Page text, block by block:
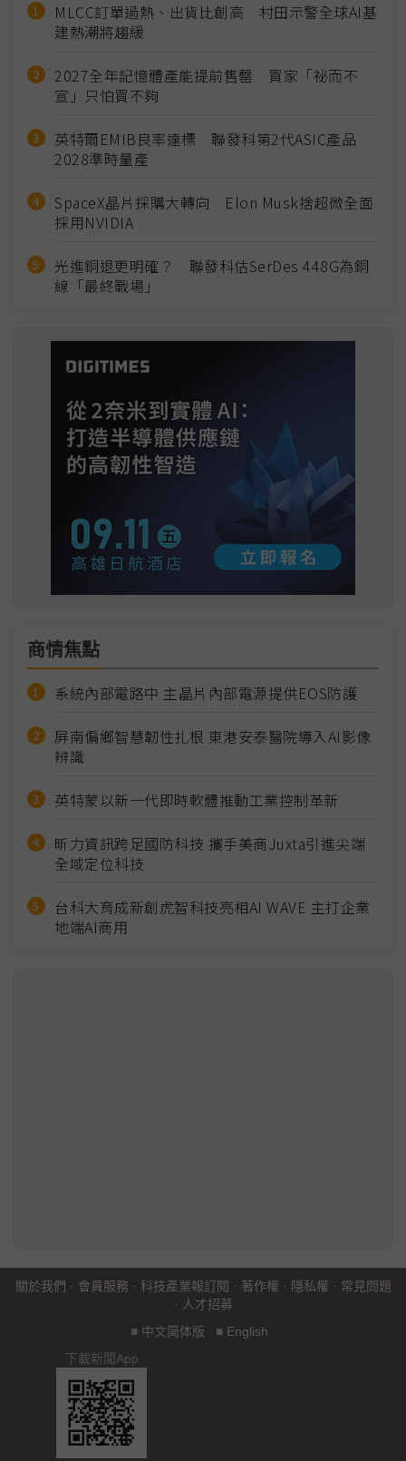
MLCC訂單過熱、出貨比創高 村田示警全球AI基
建熱潮將趨緩
2027全年記憶體產能提前售罄 買家「祕而不
宣」只怕買不夠
英特爾EMIB良率達標 聯發科第2代ASIC產品
2028準時量產
SpaceX晶片採購大轉向 Elon Musk捨超微全面
採用NVIDIA
光進銅退更明確？ 聯發科估SerDes 448G為銅
線「最終戰場」
商情焦點
系統內部電路中 主晶片內部電源提供EOS防護
屏南偏鄉智慧韌性扎根 東港安泰醫院導入AI影像
辨識
英特蒙以新一代即時軟體推動工業控制革新
昕力資訊跨足國防科技 攜手美商Juxta引進尖端
全域定位科技
台科大育成新創虎智科技亮相AI WAVE 主打企業
地端AI商用
關於我們 · 會員服務 · 科技產業報訂閱 · 著作權 · 隱私權 · 常見問題
· 人才招募
■ 中文简体版 ■ English
下載新聞App